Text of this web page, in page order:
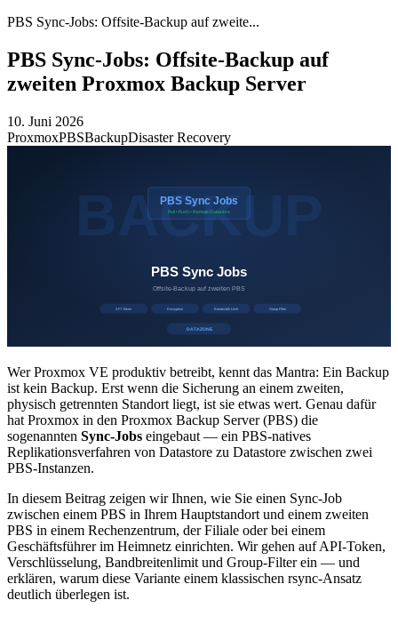
PBS Sync-Jobs: Offsite-Backup auf zweite...
PBS Sync-Jobs: Offsite-Backup auf
zweiten Proxmox Backup Server
10. Juni 2026
ProxmoxPBSBackupDisaster Recovery
Wer Proxmox VE produktiv betreibt, kennt das Mantra: Ein Backup
ist kein Backup. Erst wenn die Sicherung an einem zweiten,
physisch getrennten Standort liegt, ist sie etwas wert. Genau dafür
hat Proxmox in den Proxmox Backup Server (PBS) die
sogenannten Sync-Jobs eingebaut — ein PBS-natives
Replikationsverfahren von Datastore zu Datastore zwischen zwei
PBS-Instanzen.
In diesem Beitrag zeigen wir Ihnen, wie Sie einen Sync-Job
zwischen einem PBS in Ihrem Hauptstandort und einem zweiten
PBS in einem Rechenzentrum, der Filiale oder bei einem
Geschäftsführer im Heimnetz einrichten. Wir gehen auf API-Token,
Verschlüsselung, Bandbreitenlimit und Group-Filter ein — und
erklären, warum diese Variante einem klassischen rsync-Ansatz
deutlich überlegen ist.